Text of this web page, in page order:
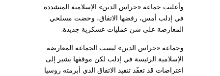
وأعلنت جماعة «حراس الدين» الإسلامية المتشددة
في إدلب أمس، رفضها الاتفاق، وحضت مسلحي
المعارضة على شن عمليات عسكرية جديدة.
وجماعة «حراس الدين» ليست الجماعة المعارضة
الإسلامية الرئيسة في إدلب لكن موقفها يشير إلى
اعتراضات قد تعقّد تنفيذ الاتفاق الذي أبرمته روسيا